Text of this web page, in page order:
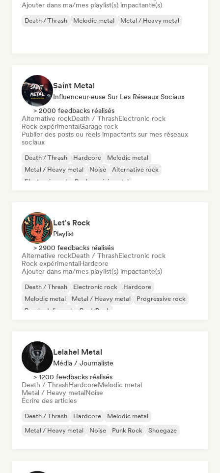
Ajouter dans ma/mes playlist(s) impactante(s)
Death / Thrash Melodic metal Metal / Heavy metal
Saint Metal
Influenceur·euse Sur Les Réseaux Sociaux
> 2000 feedbacks réalisés
Alternative rockDeath / ThrashElectronic rock
Rock expérimentalGarage rock
Publier des posts ou reels impactants sur mes réseaux
sociaux
Death / Thrash Hardcore
Melodic metal
Metal / Heavy metal
Noise
Alternative rock
Electronic rock
Rock expérimental
Let's Rock
Playlist
> 2900 feedbacks réalisés
Alternative rockDeath / ThrashElectronic rock
Rock expérimentalHardcore
Ajouter dans ma/mes playlist(s) impactante(s)
Death / Thrash Electronic rock
Hardcore
Melodic metal
Metal / Heavy metal
Progressive rock
Psychedelic rock
Punk Rock
Lelahel Metal
Média / Journaliste
> 1200 feedbacks réalisés
Death / ThrashHardcoreMelodic metal
Metal / Heavy metalNoise
Écrire des articles
Death / Thrash Hardcore
Melodic metal
Metal / Heavy metal
Noise Punk Rock Shoegaze